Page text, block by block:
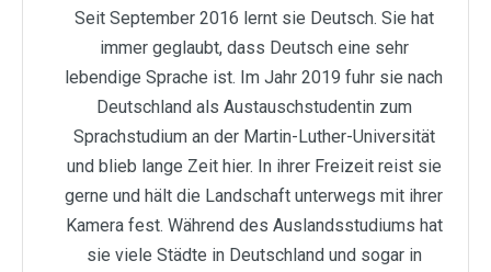
Seit September 2016 lernt sie Deutsch. Sie hat
immer geglaubt, dass Deutsch eine sehr
lebendige Sprache ist. Im Jahr 2019 fuhr sie nach
Deutschland als Austauschstudentin zum
Sprachstudium an der Martin-Luther-Universität
und blieb lange Zeit hier. In ihrer Freizeit reist sie
gerne und hält die Landschaft unterwegs mit ihrer
Kamera fest. Während des Auslandsstudiums hat
sie viele Städte in Deutschland und sogar in